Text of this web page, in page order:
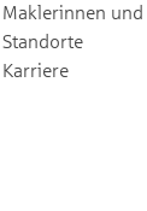
Maklerinnen
Standorte
Karriere